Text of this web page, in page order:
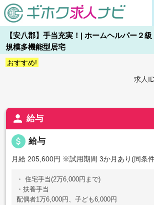
【安八郡】手当充実！| ホームヘルパー２
規模多機能型居宅
おすすめ!
求人
person 給与
attach_money 給与
月給 205,600円 ※試用期間 3か月あり(同条
・ 住宅手当(2万6,000円まで)
・扶養手当
配偶者1万6,000円、子ども6,000円